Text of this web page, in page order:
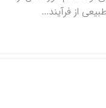
از فرآیند...